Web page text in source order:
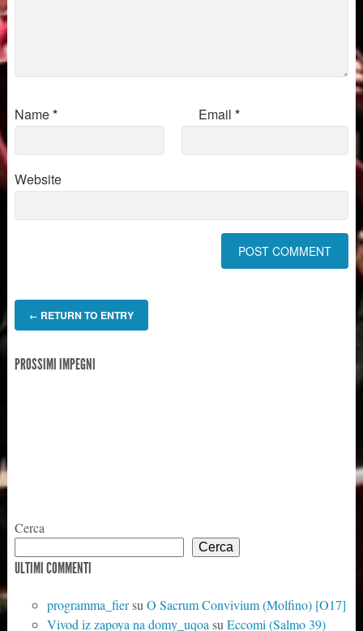
Name* Email *
Website
← RETURN TO ENTRY
PROSSIMI IMPEGNI
Cerca
Cerca
ULTIMI COMMENTI
programma_fiersu O Sacrum Convivium (Molfino) [O17]
Vivod iz zapoya na domy_uqoa su Eccomi (Salmo 39)